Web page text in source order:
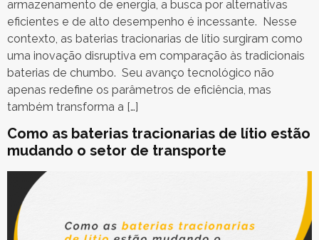
armazenamento de energia, a busca por alternativas
eficientes e de alto desempenho é incessante. Nesse
contexto, as baterias tracionarias de lítio surgiram como
uma inovação disruptiva em comparação às tradicionais
baterias de chumbo. Seu avanço tecnológico não
apenas redefine os parâmetros de eficiência, mas
também transforma a […]
Como as baterias tracionarias de lítio estão
mudando o setor de transporte